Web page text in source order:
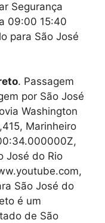
Segurança
09:00 15:40
para São José
. Passagem
por São José
Washington
Marinheiro
José do Rio
São José do
é um
de São